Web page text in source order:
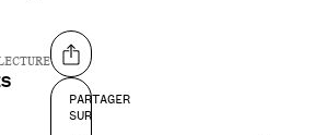
Partager sur
PARTAGER
SUR